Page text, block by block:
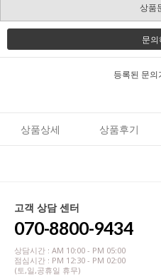
상품
문의
등록된 문의
상품상세 상품후기
고객 상담 센터
070-8800-9434
상담시간 : AM 10:00 - PM 05:00
점심시간 : PM 12:30 - PM 02:00
(토,일,공휴일 휴무)